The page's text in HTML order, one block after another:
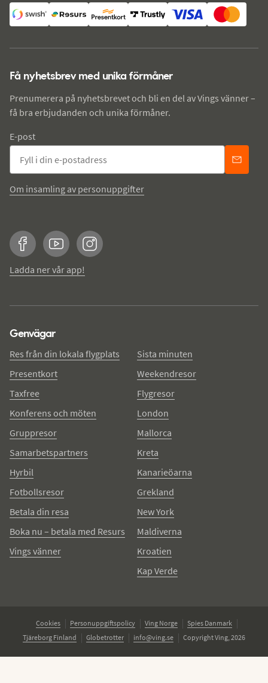
Få nyhetsbrev med unika förmåner
Prenumerera på nyhetsbrevet och bli en del av Vings vänner –
få bra erbjudanden och unika förmåner.
E-post
Om insamling av personuppgifter
FacebookYouTubeInstagram
Ladda ner vår app!
Genvägar
Res från din lokala flygplats
Presentkort
Taxfree
Konferens och möten
Gruppresor
Samarbetspartners
Hyrbil
Fotbollsresor
Betala din resa
Boka nu – betala med Resurs
Vings vänner
Sista minuten
Weekendresor
Flygresor
London
Mallorca
Kreta
Kanarieöarna
Grekland
New York
Maldiverna
Kroatien
Kap Verde
Cookies Personuppgiftspolicy Ving Norge
Spies Danmark
Tjäreborg Finland
Globetrotter info@ving.se Copyright Ving, 2026